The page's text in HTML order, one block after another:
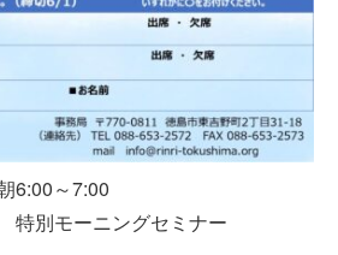
6:00～7:00
別モーニングセミナー